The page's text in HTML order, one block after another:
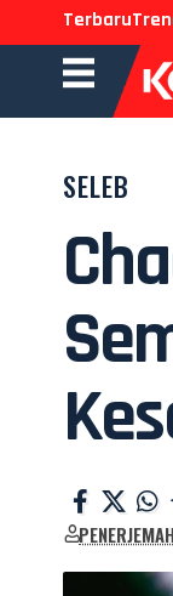
Terbaru
SELEB